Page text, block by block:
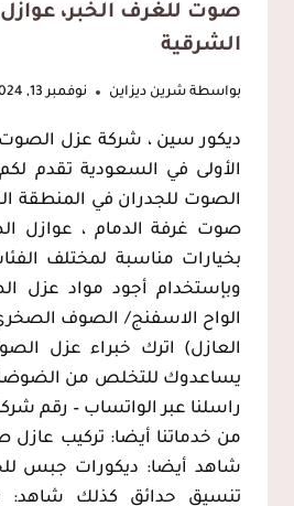
صوت للغرف الخبر،
الشرقية
بواسطة شرين ديزاين نوفمبر 13, 2024
ديكور سين ، شركة عزل الصوت
الأولى في السعودية تقدم
الصوت للجدران في المنطقة
صوت غرفة الدمام ، عوازل
بخيارات مناسبة لمختلف
وبإستخدام أجود مواد عزل
الواح الاسفنج/ الصوف
العازل) اترك خبراء عزل
يساعدوك للتخلص من الضوضاء
راسلنا عبر الواتساب – رقم
من خدماتنا أيضا: تركيب عازل
شاهد أيضا: ديكورات جبس
تنسيق حدائق كذلك شاهد: